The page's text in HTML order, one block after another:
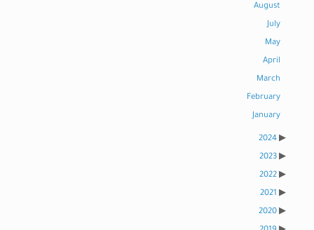
August
July
May
April
March
February
January
2024
2023
2022
2021
2020